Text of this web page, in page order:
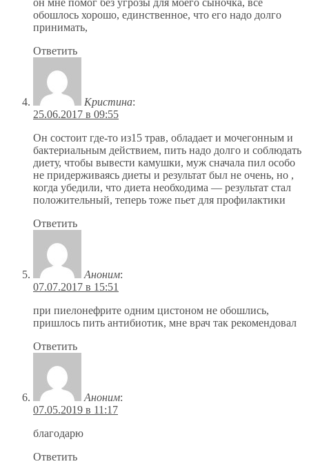
обошлось хорошо, единственное, что его надо долго
принимать,
Ответить
Кристина:
25.06.2017 в 09:55
Он состоит где-то из15 трав, обладает и мочегонным и
бактериальным действием, пить надо долго и соблюдать
диету, чтобы вывести камушки, муж сначала пил особо
не придерживаясь диеты и результат был не очень, но ,
когда убедили, что диета необходима — результат стал
положительный, теперь тоже пьет для профилактики
Ответить
Аноним:
07.07.2017 в 15:51
при пиелонефрите одним цистоном не обошлись,
пришлось пить антибиотик, мне врач так рекомендовал
Ответить
Аноним:
07.05.2019 в 11:17
благодарю
Ответить